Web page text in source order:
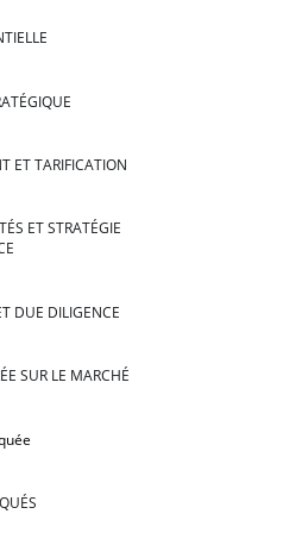
ET TARIFICATION
ET STRATÉGIE
DUE DILIGENCE
SUR LE MARCHÉ